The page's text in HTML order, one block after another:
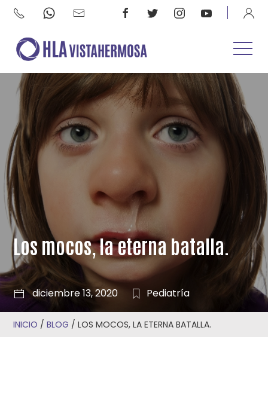
Los mocos, la eterna batalla.
diciembre 13, 2020 Pediatría
INICIO /BLOG /LOS MOCOS, LA ETERNA BATALLA.